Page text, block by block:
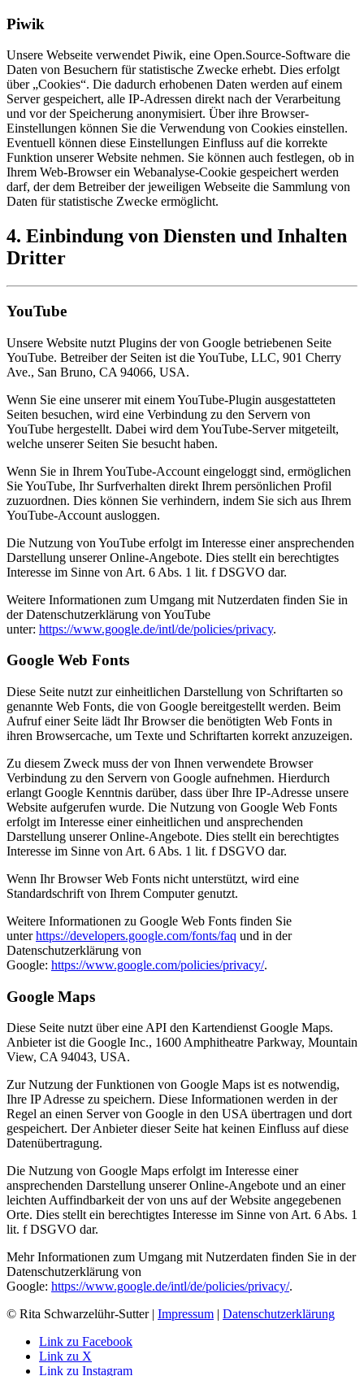
Piwik
Unsere Webseite verwendet Piwik, eine Open.Source-Software die
Daten von Besuchern für statistische Zwecke erhebt. Dies erfolgt
über „Cookies“. Die dadurch erhobenen Daten werden auf einem
Server gespeichert, alle IP-Adressen direkt nach der Verarbeitung
und vor der Speicherung anonymisiert. Über ihre Browser-
Einstellungen können Sie die Verwendung von Cookies einstellen.
Eventuell können diese Einstellungen Einfluss auf die korrekte
Funktion unserer Website nehmen. Sie können auch festlegen, ob in
Ihrem Web-Browser ein Webanalyse-Cookie gespeichert werden
darf, der dem Betreiber der jeweiligen Webseite die Sammlung von
Daten für statistische Zwecke ermöglicht.
4. Einbindung von Diensten und Inhalten
Dritter
YouTube
Unsere Website nutzt Plugins der von Google betriebenen Seite
YouTube. Betreiber der Seiten ist die YouTube, LLC, 901 Cherry
Ave., San Bruno, CA 94066, USA.
Wenn Sie eine unserer mit einem YouTube-Plugin ausgestatteten
Seiten besuchen, wird eine Verbindung zu den Servern von
YouTube hergestellt. Dabei wird dem YouTube-Server mitgeteilt,
welche unserer Seiten Sie besucht haben.
Wenn Sie in Ihrem YouTube-Account eingeloggt sind, ermöglichen
Sie YouTube, Ihr Surfverhalten direkt Ihrem persönlichen Profil
zuzuordnen. Dies können Sie verhindern, indem Sie sich aus Ihrem
YouTube-Account ausloggen.
Die Nutzung von YouTube erfolgt im Interesse einer ansprechenden
Darstellung unserer Online-Angebote. Dies stellt ein berechtigtes
Interesse im Sinne von Art. 6 Abs. 1 lit. f DSGVO dar.
Weitere Informationen zum Umgang mit Nutzerdaten finden Sie in
der Datenschutzerklärung von YouTube
unter: https://www.google.de/intl/de/policies/privacy.
Google Web Fonts
Diese Seite nutzt zur einheitlichen Darstellung von Schriftarten so
genannte Web Fonts, die von Google bereitgestellt werden. Beim
Aufruf einer Seite lädt Ihr Browser die benötigten Web Fonts in
ihren Browsercache, um Texte und Schriftarten korrekt anzuzeigen.
Zu diesem Zweck muss der von Ihnen verwendete Browser
Verbindung zu den Servern von Google aufnehmen. Hierdurch
erlangt Google Kenntnis darüber, dass über Ihre IP-Adresse unsere
Website aufgerufen wurde. Die Nutzung von Google Web Fonts
erfolgt im Interesse einer einheitlichen und ansprechenden
Darstellung unserer Online-Angebote. Dies stellt ein berechtigtes
Interesse im Sinne von Art. 6 Abs. 1 lit. f DSGVO dar.
Wenn Ihr Browser Web Fonts nicht unterstützt, wird eine
Standardschrift von Ihrem Computer genutzt.
Weitere Informationen zu Google Web Fonts finden Sie
unterhttps://developers.google.com/fonts/faq und in der
Datenschutzerklärung von
Google: https://www.google.com/policies/privacy/.
Google Maps
Diese Seite nutzt über eine API den Kartendienst Google Maps.
Anbieter ist die Google Inc., 1600 Amphitheatre Parkway, Mountain
View, CA 94043, USA.
Zur Nutzung der Funktionen von Google Maps ist es notwendig,
Ihre IP Adresse zu speichern. Diese Informationen werden in der
Regel an einen Server von Google in den USA übertragen und dort
gespeichert. Der Anbieter dieser Seite hat keinen Einfluss auf diese
Datenübertragung.
Die Nutzung von Google Maps erfolgt im Interesse einer
ansprechenden Darstellung unserer Online-Angebote und an einer
leichten Auffindbarkeit der von uns auf der Website angegebenen
Orte. Dies stellt ein berechtigtes Interesse im Sinne von Art. 6 Abs. 1
lit. f DSGVO dar.
Mehr Informationen zum Umgang mit Nutzerdaten finden Sie in der
Datenschutzerklärung von
Google: https://www.google.de/intl/de/policies/privacy/.
© Rita Schwarzelühr-Sutter | Impressum
Datenschutzerklärung
Link zu Facebook
Link zu X
Link zu Instagram